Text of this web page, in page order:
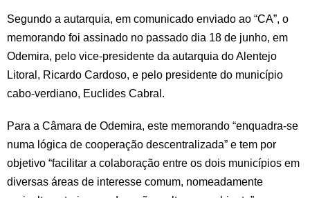
Segundo a autarquia, em comunicado enviado ao “CA”, o
memorando foi assinado no passado dia 18 de junho, em
Odemira, pelo vice-presidente da autarquia do Alentejo
Litoral, Ricardo Cardoso, e pelo presidente do município
cabo-verdiano, Euclides Cabral.
Para a Câmara de Odemira, este memorando “enquadra-se
numa lógica de cooperação descentralizada” e tem por
objetivo “facilitar a colaboração entre os dois municípios em
diversas áreas de interesse comum, nomeadamente